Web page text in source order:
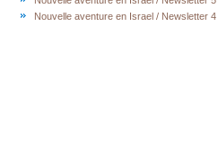
Nouvelle aventure en Israel / Newsletter 4